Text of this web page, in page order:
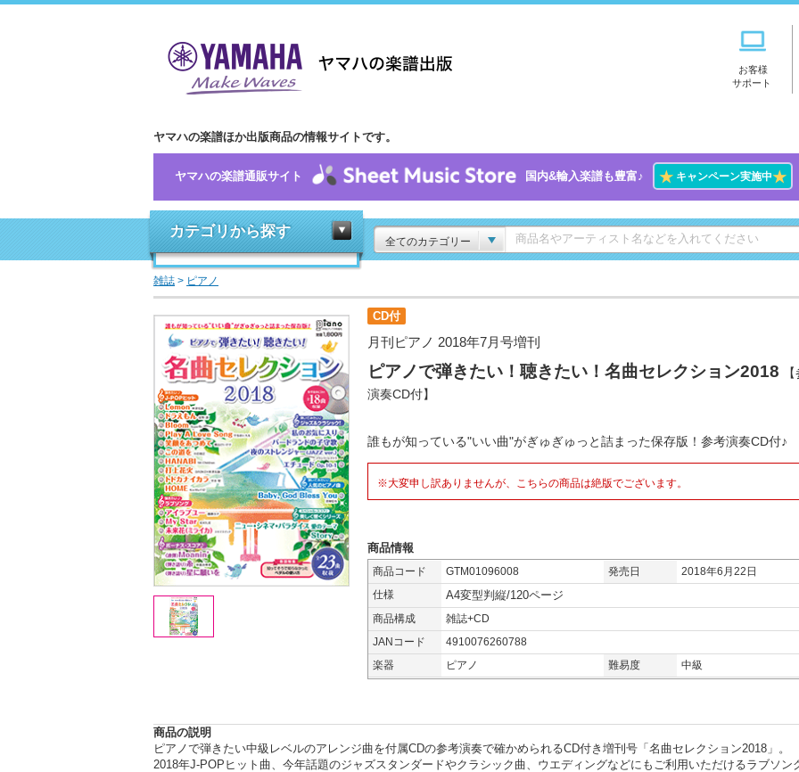
お客様
サポート
ヤマハの楽譜ほか出版商品の情報サイトです。
ヤマハの楽譜通販サイト 国内&輸入楽譜も豊富♪ ★キャンペーン実施中★
カテゴリから探す
全てのカテゴリー
雑誌 > ピアノ
CD付
月刊ピアノ 2018年7月号増刊
ピアノで弾きたい！聴きたい！名曲セレクション2018
演奏CD付】
誰もが知っている"いい曲"がぎゅぎゅっと詰まった保存版！参考演奏CD付♪
※大変申し訳ありませんが、こちらの商品は絶版でございます。
商品情報
商品コード GTM01096008 発売日
2018年6月22日
仕様
A4変型判縦/120ページ
商品構成
雑誌+CD
JANコード
4910076260788
楽器
ピアノ 難易度 中級
商品の説明
ピアノで弾きたい中級レベルのアレンジ曲を付属CDの参考演奏で確かめられるCD付き増刊号「名曲セレクション2018」。
2018年J-POPヒット曲、今年話題のジャズスタンダードやクラシック曲、ウエディングなどにもご利用いただけるラブソン